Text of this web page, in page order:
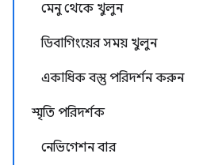
মেনু থেকে খুলুন
ডিবাগিংয়ের সময় খুলুন
একাধিক বস্তু পরিদর্শন করুন
স্মৃতি পরিদর্শক
নেভিগেশন বার